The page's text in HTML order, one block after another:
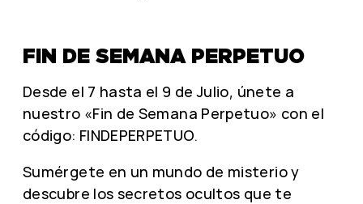
FIN DE SEMANA PERPETUO
Desde el 7 hasta el 9 de Julio, únete a
nuestro «Fin de Semana Perpetuo» con el
código: FINDEPERPETUO.
Sumérgete en un mundo de misterio y
descubre los secretos ocultos que te